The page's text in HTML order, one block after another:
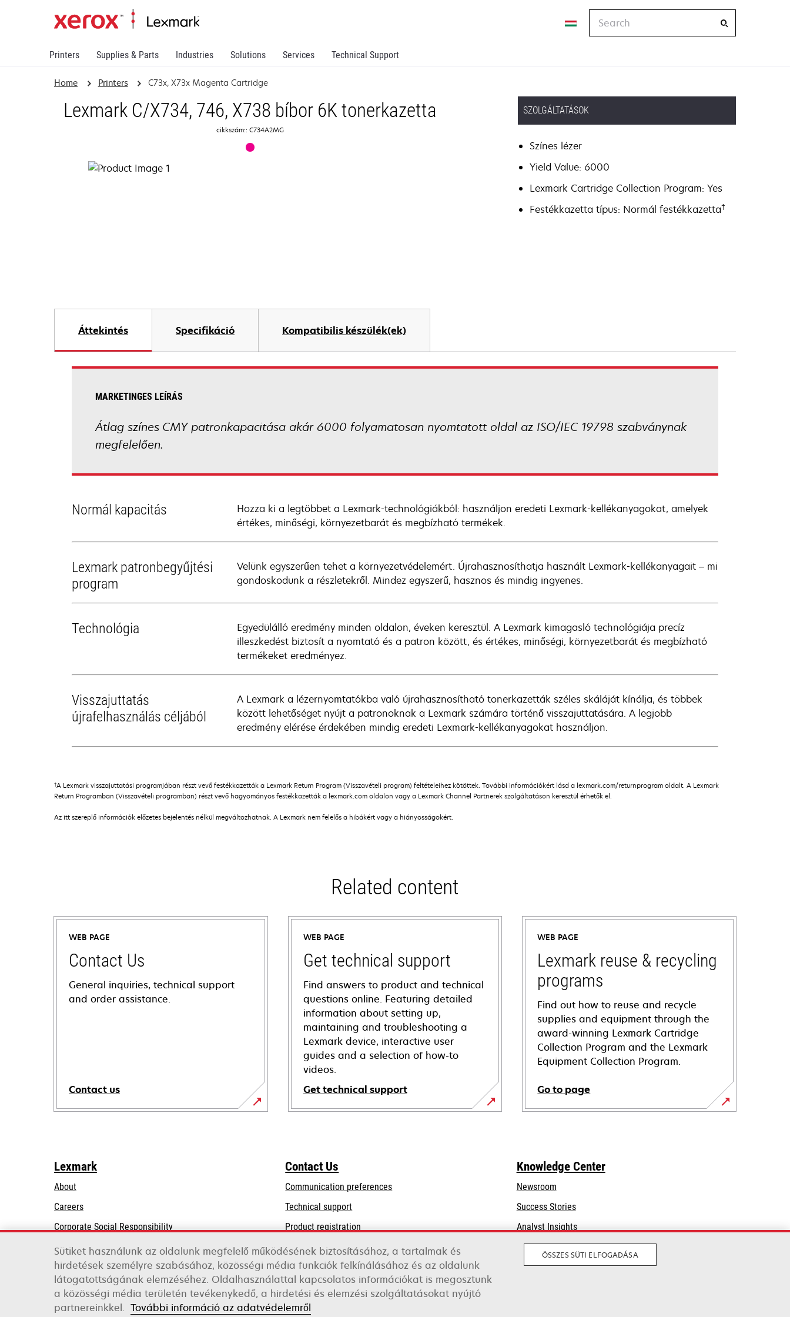
Printers Supplies & Parts Industries Solutions Services Technical Support
Home Printers C73x, X73x Magenta Cartridge
Lexmark C/X734, 746, X738 bíbor 6K tonerkazetta
cikkszám:: C734A2MG
SZOLGÁLTATÁSOK
Színes lézer
Yield Value: 6000
Lexmark Cartridge Collection Program: Yes
Festékkazetta típus: Normál festékkazetta†
Áttekintés Specifikáció Kompatibilis készülék(ek)
MARKETINGES LEÍRÁS
Átlag színes CMY patronkapacitása akár 6000 folyamatosan nyomtatott oldal az ISO/IEC 19798 szabványnak
megfelelően.
Normál kapacitás
Hozza ki a legtöbbet a Lexmark-technológiákból: használjon eredeti Lexmark-kellékanyagokat, amelyek
értékes, minőségi, környezetbarát és megbízható termékek.
Lexmark patronbegyűjtési
program
Velünk egyszerűen tehet a környezetvédelemért. Újrahasznosíthatja használt Lexmark-kellékanyagait – mi
gondoskodunk a részletekről. Mindez egyszerű, hasznos és mindig ingyenes.
Technológia
Egyedülálló eredmény minden oldalon, éveken keresztül. A Lexmark kimagasló technológiája precíz
illeszkedést biztosít a nyomtató és a patron között, és értékes, minőségi, környezetbarát és megbízható
termékeket eredményez.
Visszajuttatás
újrafelhasználás céljából
A Lexmark a lézernyomtatókba való újrahasznosítható tonerkazetták széles skáláját kínálja, és többek
között lehetőséget nyújt a patronoknak a Lexmark számára történő visszajuttatására. A legjobb
eredmény elérése érdekében mindig eredeti Lexmark-kellékanyagokat használjon.
†A Lexmark visszajuttatási programjában részt vevő festékkazetták a Lexmark Return Program (Visszavételi program) feltételeihez kötöttek. További információkért lásd a lexmark.com/returnprogram oldalt. A Lexmark
Return Programban (Visszavételi programban) részt vevő hagyományos festékkazetták a lexmark.com oldalon vagy a Lexmark Channel Partnerek szolgáltatáson keresztül érhetők el.
Az itt szereplő információk előzetes bejelentés nélkül megváltozhatnak. A Lexmark nem felelős a hibákért vagy a hiányosságokért.
Related content
WEB PAGE
Contact Us
General inquiries, technical support
and order assistance.
Contact us
WEB PAGE
Get technical support
Find answers to product and technical
questions online. Featuring detailed
information about setting up,
maintaining and troubleshooting a
Lexmark device, interactive user
guides and a selection of how-to
videos.
Get technical support
opens
tab
WEB PAGE
Lexmark reuse & recycling
programs
Find out how to reuse and recycle
supplies and equipment through the
award-winning Lexmark Cartridge
Collection Program and the Lexmark
Equipment Collection Program.
Go to page
Lexmark
About
Careers
Corporate Social Responsibilityopens
a
new
tab
Sustainability
Lexmark Partners
Contact Us
Communication preferences
Technical supportopens
a
new
tab
Product registration
Find a dealer
List of wholesalers
Knowledge Center
Newsroom
Success Stories
Analyst Insights
Lexmark International, Inc., a Xerox Company
©2026 All rights reserved.
Sütiket használunk az oldalunk megfelelő működésének biztosításához, a tartalmak és
hirdetések személyre szabásához, közösségi média funkciók felkínálásához és az oldalunk
látogatottságának elemzéséhez. Oldalhasználattal kapcsolatos információkat is megosztunk
a közösségi média területén tevékenykedő, a hirdetési és elemzési szolgáltatásokat nyújtó
partnereinkkel. További információ az adatvédelemről
ÖSSZES SÜTI ELFOGADÁSA